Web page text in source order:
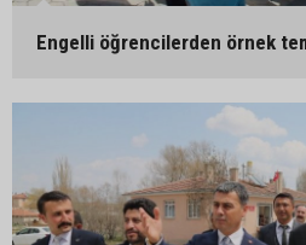
Engelli öğrencilerden örnek